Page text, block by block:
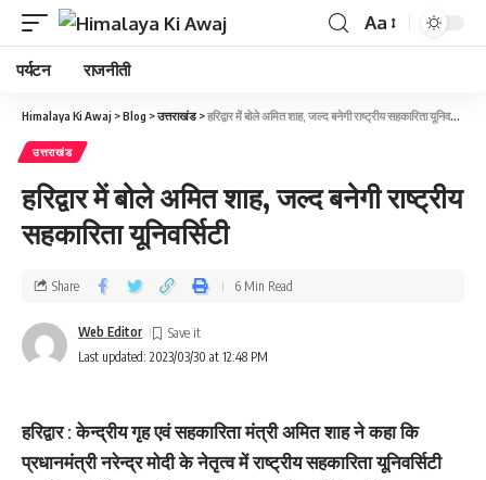
Aa
पर्यटन राजनीती
Himalaya Ki Awaj >Blog >उत्तराखंड>हरिद्वार में बोले अमित शाह, जल्‍द बनेगी राष्ट्रीय सहकारिता यूनिवर्सिटी
उत्तराखंड
हरिद्वार में बोले अमित शाह, जल्‍द बनेगी राष्ट्रीय
सहकारिता यूनिवर्सिटी
Last updated: 2023/03/30 at 12:48 PM
Web Editor
Share 6 Min Read
हरिद्वार : केन्द्रीय गृह एवं सहकारिता मंत्री अमित शाह ने कहा कि
प्रधानमंत्री नरेन्‍द्र मोदी के नेतृत्व में राष्ट्रीय सहकारिता यूनिवर्सिटी